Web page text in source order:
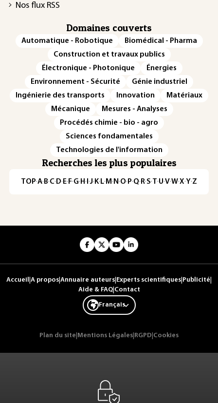
Nos flux RSS
Domaines couverts
Automatique - Robotique
Biomédical - Pharma
Construction et travaux publics
Électronique - Photonique
Énergies
Environnement - Sécurité
Génie industriel
Ingénierie des transports
Innovation
Matériaux
Mécanique
Mesures - Analyses
Procédés chimie - bio - agro
Sciences fondamentales
Technologies de l'information
Recherches les plus populaires
TOP·A·B·C· D· E· F·G· H · ·J· K· L· M · N ·O· P·Q· R·S·T·U·V·W·X·Y·Z
Accueil A propos Annuaire auteurs Experts scientifiques Publicité
Aide & FAQ| Contact
Français
Plan du site Mentions Légales RGPD Cookies